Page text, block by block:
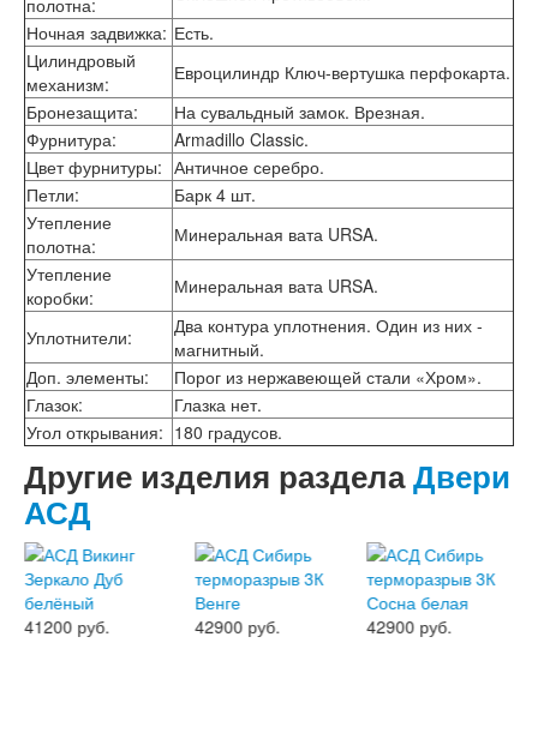
Двери АСД
Двери Ратибор
Двери Аргус
Тамбурные двери
Межкомнатные двери
Двери Альберо
Альянс
Вест
Галерея
Геометрия
Графика
Империя
Лайн
Мегаполис
Мегаполис ГЛ
Неоклассика Про
Скин
Тренд
Двери ВанМарк
Шпон текстурированный
Серия София
Серия Дебют
Серия Нео
Серия Симпл
Ночная задвижка: Есть.
Цилиндровый
механизм:
Евроцилиндр Ключ-вертушка перфокарта.
Бронезащита:
На сувальдный замок. Врезная.
Фурнитура:
Armadillo Classic.
Цвет фурнитуры: Античное серебро.
Петли:
Барк 4 шт.
Утепление
полотна:
Минеральная вата URSA.
Утепление
коробки: Минеральная вата URSA.
Уплотнители:
Два контура уплотнения. Один из них -
магнитный.
Доп. элементы:
Порог из нержавеющей стали «Хром».
Глазок:
Глазка нет.
Угол открывания: 180 градусов.
Другие изделия разделаДвери
АСД
41200 руб. 42900 руб. 42900 руб.